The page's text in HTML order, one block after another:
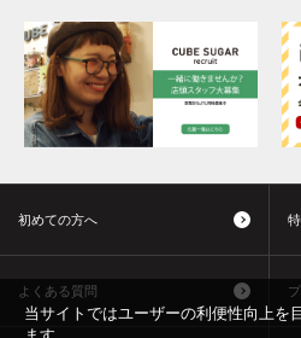
初めての方へ
よくある質問
当サイトではユーザーの利便性向上を